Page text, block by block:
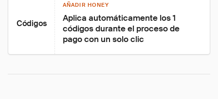
Códigos
AÑADIR HONEY
Aplica automáticamente los 1
códigos durante el proceso de
pago con un solo clic